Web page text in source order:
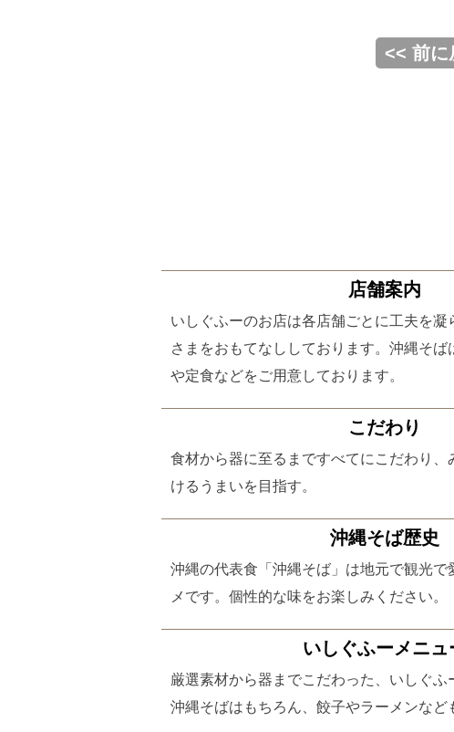
<< 前に
店舗案内
いしぐふーのお店は各店舗ごとに工夫を凝
さまをおもてなししております。沖縄そば
や定食などをご用意しております。
こだわり
食材から器に至るまですべてにこだわり、
けるうまいを目指す。
沖縄そば歴史
沖縄の代表食「沖縄そば」は地元で観光で
メです。個性的な味をお楽しみください。
いしぐふーメニュ
厳選素材から器までこだわった、いしぐふ
沖縄そばはもちろん、餃子やラーメンなど